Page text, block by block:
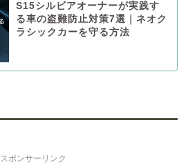
S15シルビアオーナーが実践す
る車の盗難防止対策7選｜ネオク
ラシックカーを守る方法
スポンサーリンク